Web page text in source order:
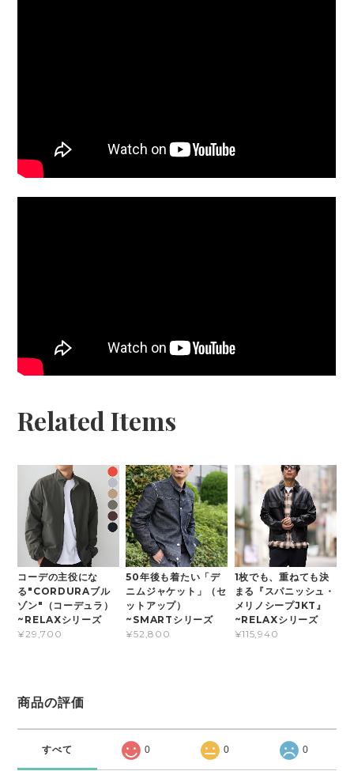
Related Items
コーデの主役にな
る"CORDURAブル
ゾン"（コーデュラ）
~RELAXシリーズ
¥29,700
50年後も着たい「デ
ニムジャケット」（セ
ットアップ）
~SMARTシリーズ
¥52,800
1枚でも、重ねても決
まる『スパニッシュ・
メリノシープJKT』
~RELAXシリーズ
¥115,940
商品の評価
すべて 0 0 0